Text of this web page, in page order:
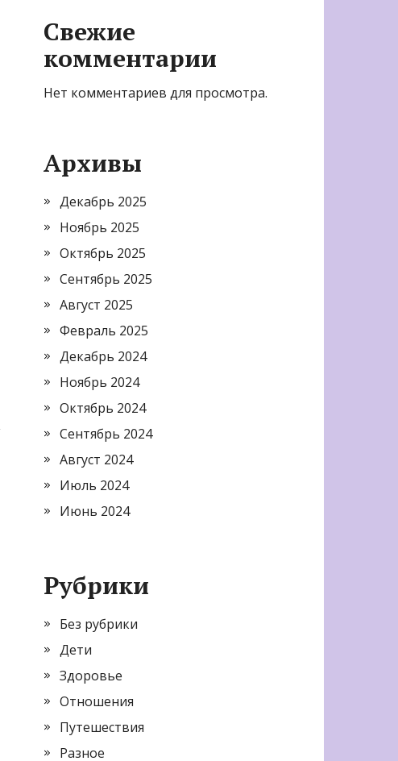
Свежие
комментарии
Нет комментариев для просмотра.
Архивы
Декабрь 2025
Ноябрь 2025
Октябрь 2025
Сентябрь 2025
Август 2025
Февраль 2025
Декабрь 2024
Ноябрь 2024
Октябрь 2024
Сентябрь 2024
Август 2024
Июль 2024
Июнь 2024
Рубрики
Без рубрики
Дети
Здоровье
Отношения
Путешествия
Разное